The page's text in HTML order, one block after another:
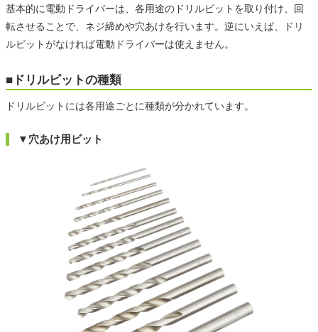
基本的に電動ドライバーは、各用途のドリルビットを取り付け、回
転させることで、ネジ締めや穴あけを行います。逆にいえば、ドリ
ルビットがなければ電動ドライバーは使えません。
■ドリルビットの種類
ドリルビットには各用途ごとに種類が分かれています。
▼穴あけ用ビット